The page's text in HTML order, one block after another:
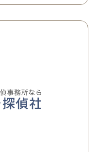
さんも紹介していただき
した！ありがとうござい